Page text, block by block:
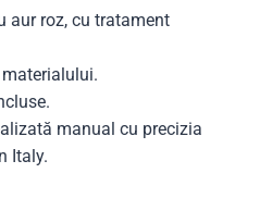
aur roz, cu tratament
manual cu precizia
Italy.